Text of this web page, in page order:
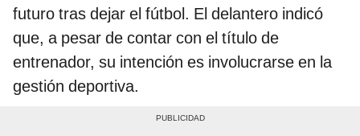
futuro tras dejar el fútbol. El delantero indicó
que, a pesar de contar con el título de
entrenador, su intención es involucrarse en la
gestión deportiva.